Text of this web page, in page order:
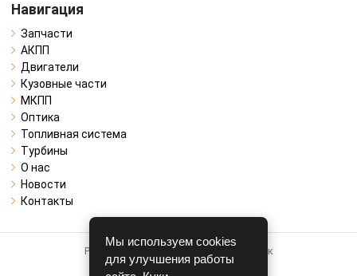
Навигация
Запчасти
АКПП
Двигатели
Кузовные части
МКПП
Оптика
Топливная система
Турбины
О нас
Новости
Контакты
Работает на системе для авторазборок
CARRO.БИЗНЕС
Мы используем cookies
для улучшения работы